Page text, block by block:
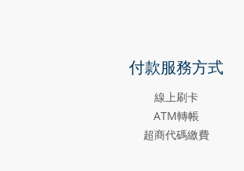
付款服務方式
線上刷卡
ATM轉帳
超商代碼繳費